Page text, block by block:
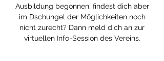
Ausbildung begonnen, findest dich aber
im Dschungel der Möglichkeiten noch
nicht zurecht? Dann meld dich an zur
virtuellen Info-Session des Vereins.